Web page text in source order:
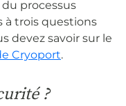
processus
à trois questions
devez savoir sur le
Cryoport.
?